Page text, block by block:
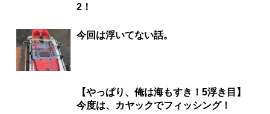
2！
今回は浮いてない話。
【やっぱり、俺は海もすき！5浮き目】
今度は、カヤックでフィッシング！